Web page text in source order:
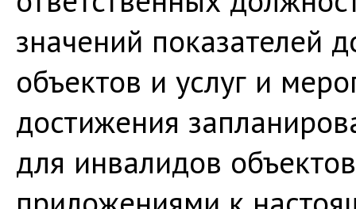
значений показателей
объектов и услуг и
достижения
для инвалидов